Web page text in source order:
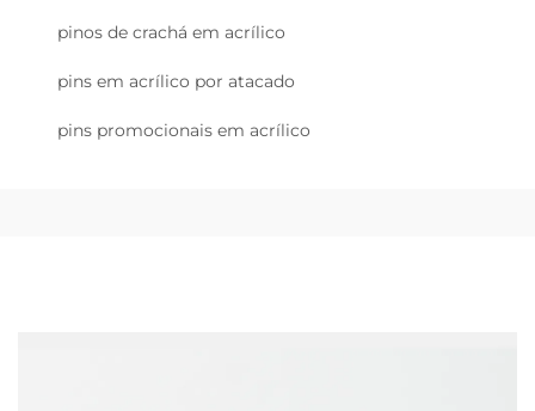
pinos de crachá em acrílico
pins em acrílico por atacado
pins promocionais em acrílico